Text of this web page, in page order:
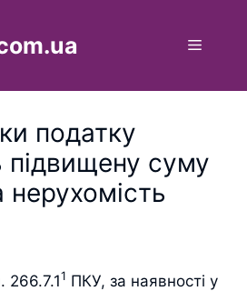
Меню
податку
підвищену суму
нерухомість
266.7.11 ПКУ, за наявності у